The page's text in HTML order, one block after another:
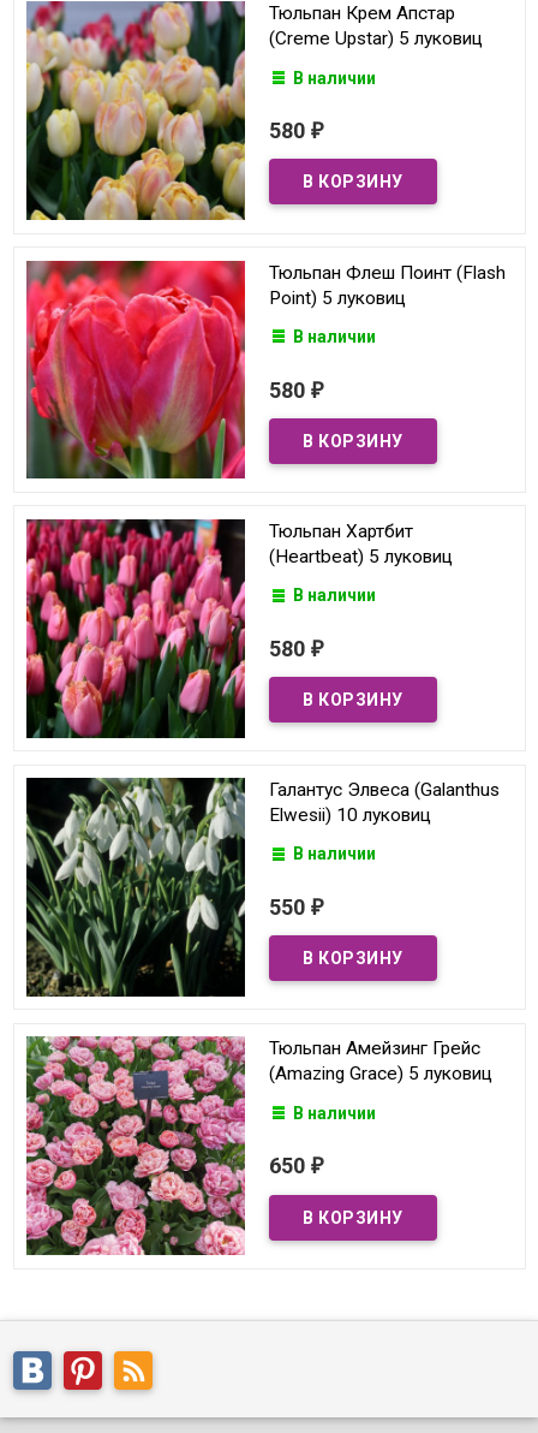
Тюльпан Крем Апстар
(Creme Upstar) 5 луковиц
В наличии
580 ₽
Тюльпан Флеш Поинт (Flash
Point) 5 луковиц
В наличии
580 ₽
Тюльпан Хартбит
(Heartbeat) 5 луковиц
В наличии
580 ₽
Галантус Элвеса (Galanthus
Elwesii) 10 луковиц
В наличии
550 ₽
Тюльпан Амейзинг Грейс
(Amazing Grace) 5 луковиц
В наличии
650 ₽